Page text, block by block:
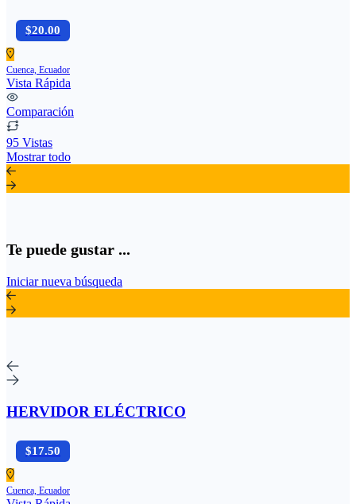
$20.00
Cuenca, Ecuador
Vista Rápida
Comparación
95 Vistas
Mostrar todo
Te puede gustar ...
Iniciar nueva búsqueda
HERVIDOR ELÉCTRICO
$17.50
Cuenca, Ecuador